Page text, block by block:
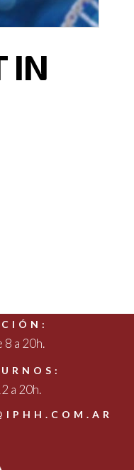
IN
8 a 20h.
a 20h.